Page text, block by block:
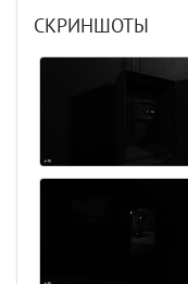
СКРИНШОТЫ